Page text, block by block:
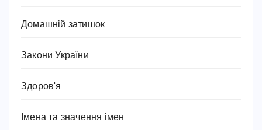
Домашній затишок
Закони України
Здоров'я
Імена та значення імен